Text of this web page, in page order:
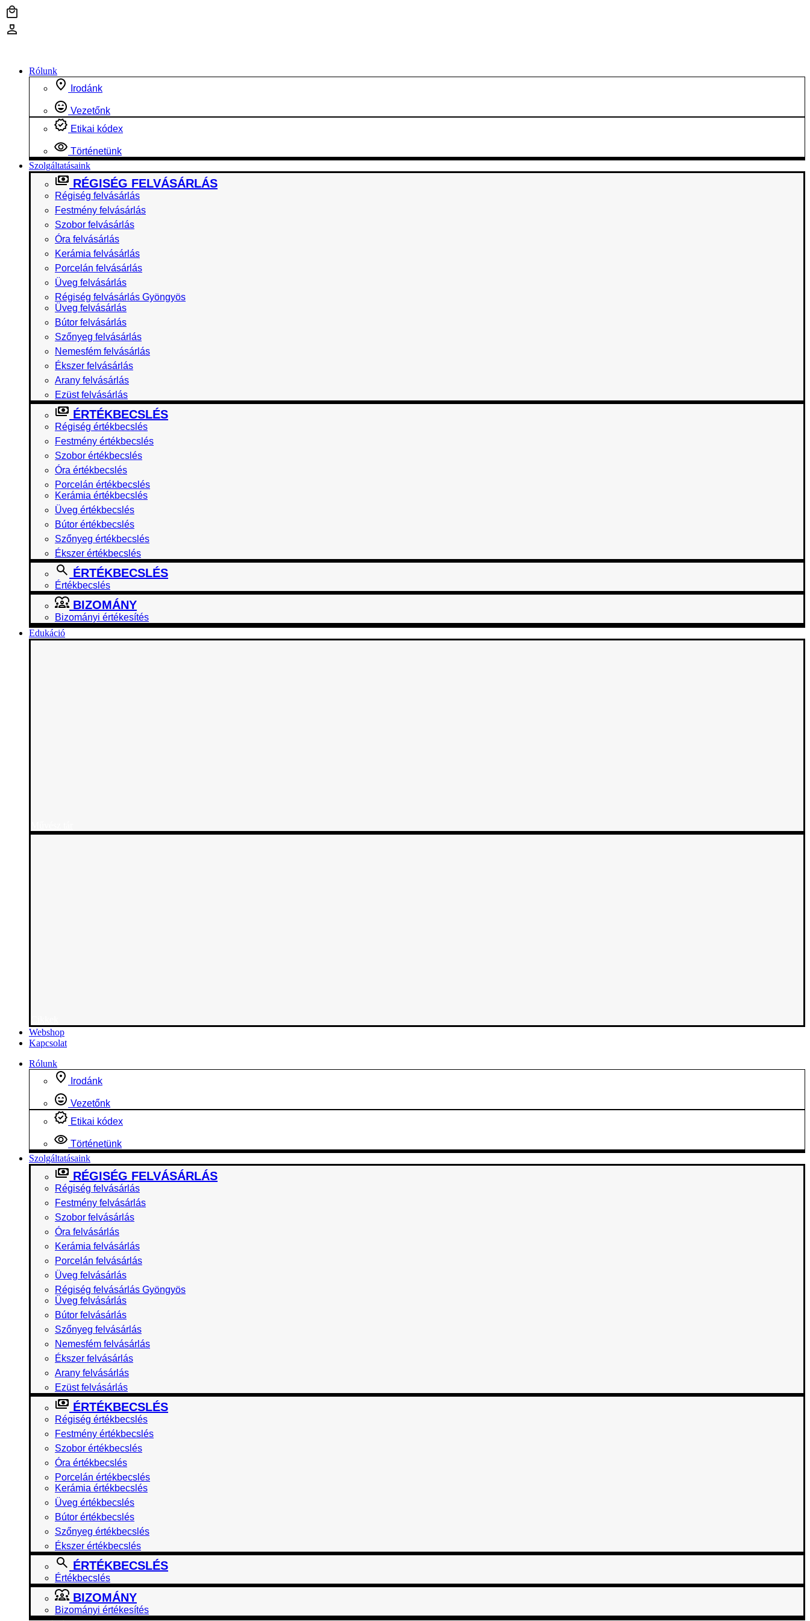
Ugrás
a
tartalomhoz
Rólunk
Irodánk
Vezetőnk
Etikai kódex
Történetünk
Szolgáltatásaink
RÉGISÉG FELVÁSÁRLÁS
Régiség felvásárlás
Festmény felvásárlás
Szobor felvásárlás
Óra felvásárlás
Kerámia felvásárlás
Porcelán felvásárlás
Üveg felvásárlás
Régiség felvásárlás Gyöngyös
Üveg felvásárlás
Bútor felvásárlás
Szőnyeg felvásárlás
Nemesfém felvásárlás
Ékszer felvásárlás
Arany felvásárlás
Ezüst felvásárlás
ÉRTÉKBECSLÉS
Régiség értékbecslés
Festmény értékbecslés
Szobor értékbecslés
Óra értékbecslés
Porcelán értékbecslés
Kerámia értékbecslés
Üveg értékbecslés
Bútor értékbecslés
Szőnyeg értékbecslés
Ékszer értékbecslés
ÉRTÉKBECSLÉS
Értékbecslés
BIZOMÁNY
Bizományi értékesítés
Edukáció
Webshop
Kapcsolat
Rólunk
Irodánk
Vezetőnk
Etikai kódex
Történetünk
Szolgáltatásaink
RÉGISÉG FELVÁSÁRLÁS
Régiség felvásárlás
Festmény felvásárlás
Szobor felvásárlás
Óra felvásárlás
Kerámia felvásárlás
Porcelán felvásárlás
Üveg felvásárlás
Régiség felvásárlás Gyöngyös
Üveg felvásárlás
Bútor felvásárlás
Szőnyeg felvásárlás
Nemesfém felvásárlás
Ékszer felvásárlás
Arany felvásárlás
Ezüst felvásárlás
ÉRTÉKBECSLÉS
Régiség értékbecslés
Festmény értékbecslés
Szobor értékbecslés
Óra értékbecslés
Porcelán értékbecslés
Kerámia értékbecslés
Üveg értékbecslés
Bútor értékbecslés
Szőnyeg értékbecslés
Ékszer értékbecslés
ÉRTÉKBECSLÉS
Értékbecslés
BIZOMÁNY
Bizományi értékesítés